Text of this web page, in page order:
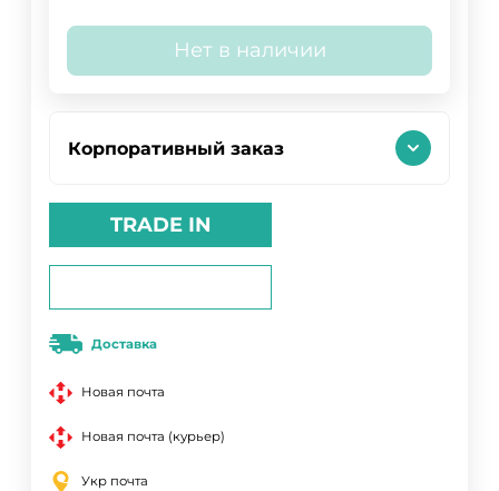
Нет в наличии
Корпоративный заказ
TRADE IN
Доставка
Новая почта
Новая почта (курьер)
Укр почта